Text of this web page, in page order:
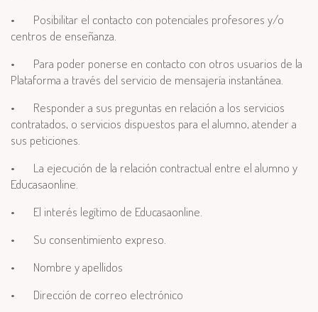
•
Posibilitar el contacto con potenciales profesores y/o
centros de enseñanza.
•
Para poder ponerse en contacto con otros usuarios de la
Plataforma a través del servicio de mensajería instantánea.
•
Responder a sus preguntas en relación a los servicios
contratados, o servicios dispuestos para el alumno, atender a
sus peticiones.
•
La ejecución de la relación contractual entre el alumno y
Educasaonline.
•
El interés legítimo de Educasaonline.
•
Su consentimiento expreso.
•
Nombre y apellidos
•
Dirección de correo electrónico